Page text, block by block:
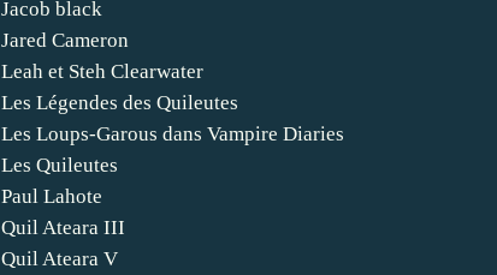
Jacob black
Jared Cameron
Leah et Steh Clearwater
Les Légendes des Quileutes
Les Loups-Garous dans Vampire Diaries
Les Quileutes
Paul Lahote
Quil Ateara III
Quil Ateara V